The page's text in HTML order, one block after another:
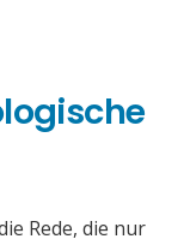
Rede, die nur